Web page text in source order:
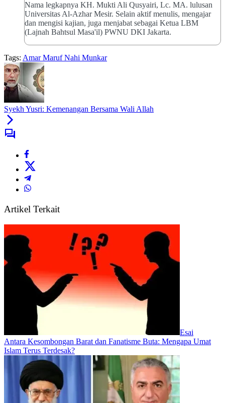
Nama legkapnya KH. Mukti Ali Qusyairi, Lc. MA. lulusan
Universitas Al-Azhar Mesir. Selain aktif menulis, mengajar
dan mengisi kajian, juga menjabat sebagai Ketua LBM
(Lajnah Bahtsul Masa'il) PWNU DKI Jakarta.
Tags: Amar Maruf Nahi Munkar
Syekh Yusri: Kemenangan Bersama Wali Allah
Artikel Terkait
Esai
Antara Kesombongan Barat dan Fanatisme Buta: Mengapa Umat
Islam Terus Terdesak?